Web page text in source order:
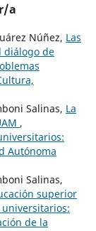
a
Núñez, Las
diálogo de
Salinas, La
,
Autónoma
Salinas,
superior
de la